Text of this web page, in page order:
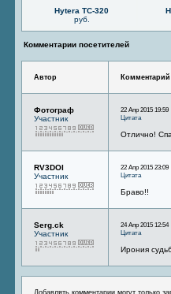
Hytera TC-320
руб.
Комментарии посетителей
Автор Комментарий
Фотограф
Участник
22 Апр 2015 19:59
Цитата
Отлично!
RV3DOI
Участник
22 Апр 2015 23:09
Цитата
Браво!!
Serg.ck
Участник
24 Апр 2015 12:54
Цитата
Ирония
Добавлять комментарии могут только